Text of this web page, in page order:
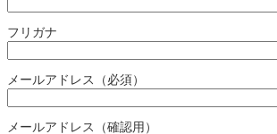
フリガナ
メールアドレス（必須）
メールアドレス（確認用）